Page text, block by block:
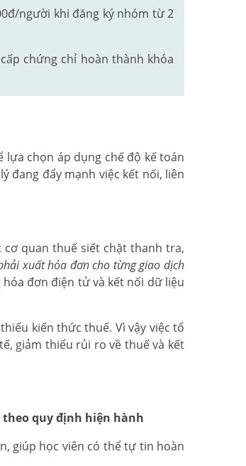
người khi đăng ký nhóm từ 2
chứng chỉ hoàn thành khóa
lựa chọn áp dụng chế độ kế toán
đang đẩy mạnh việc kết nối, liên
quan thuế siết chặt thanh tra,
xuất hóa đơn cho từng giao dịch
hóa đơn điện tử và kết nối dữ liệu
kiến thức thuế. Vì vậy việc tổ
giảm thiểu rủi ro về thuế và kết
quy định hiện hành
giúp học viên có thể tự tin hoàn